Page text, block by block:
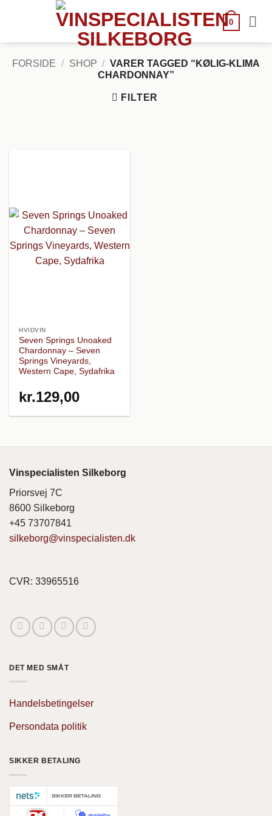
0
FORSIDE / SHOP / VARER TAGGED “KØLIG-KLIMA
CHARDONNAY”
FILTER
HVIDVIN
Seven Springs Unoaked
Chardonnay – Seven
Springs Vineyards,
Western Cape, Sydafrika
kr.129,00
Vinspecialisten Silkeborg
Priorsvej 7C
8600 Silkeborg
+45 73707841
silkeborg@vinspecialisten.dk
CVR: 33965516
DET MED SMÅT
Handelsbetingelser
Persondata politik
SIKKER BETALING